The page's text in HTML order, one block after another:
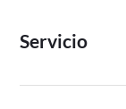
Servicio